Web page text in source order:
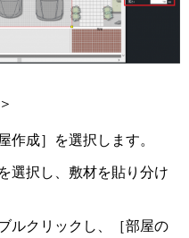
作成］を選択します。
選択し、敷材を貼り分け
ルクリックし、［部屋の